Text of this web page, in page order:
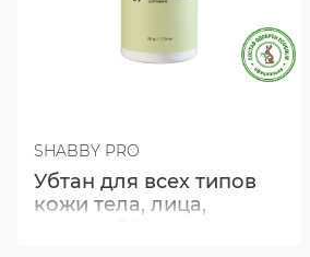
SHABBY PRO
Убтан для всех типов
кожи тела, лица,